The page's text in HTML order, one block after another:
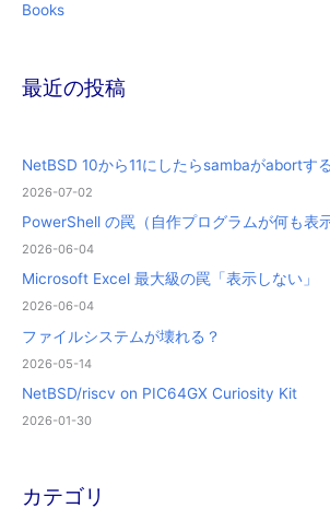
Books
最近の投稿
NetBSD 10から11にしたらsambaがabortす
2026-07-02
PowerShell の罠（自作プログラムが何も表
2026-06-04
Microsoft Excel 最大級の罠「表示しない」
2026-06-04
ファイルシステムが壊れる？
2026-05-14
NetBSD/riscv on PIC64GX Curiosity Kit
2026-01-30
カテゴリ